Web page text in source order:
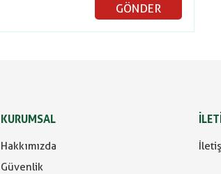
GÖNDER
KURUMSAL
Hakkımızda
Güvenlik